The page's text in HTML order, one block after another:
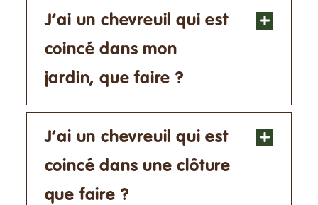
J’ai un chevreuil qui est
coincé dans mon
jardin, que faire ?
J’ai un chevreuil qui est
coincé dans une clôture
que faire ?